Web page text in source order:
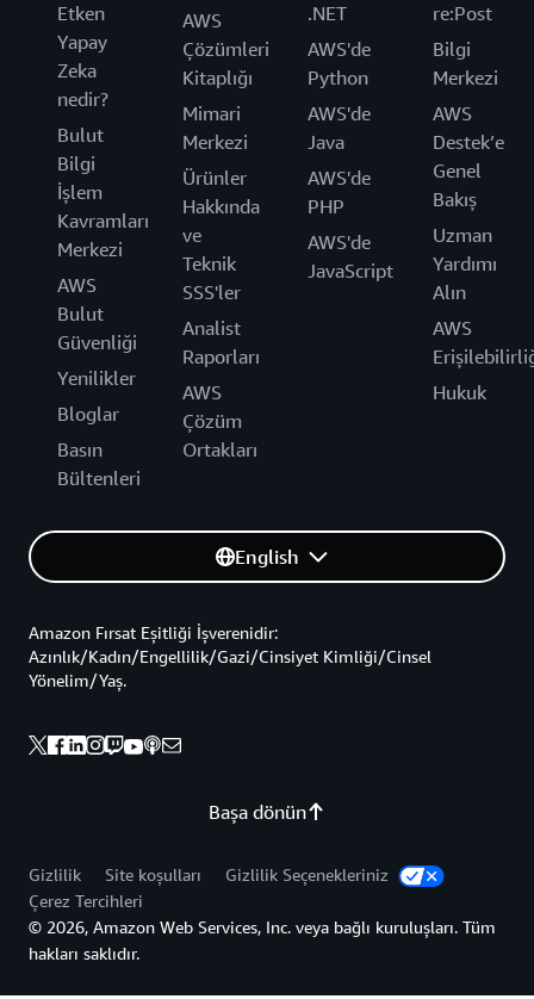
Etken
Yapay
Zeka
nedir?
Bulut
Bilgi
İşlem
Kavramları
Merkezi
AWS
Bulut
Güvenliği
Yenilikler
Bloglar
Basın
Bültenleri
AWS
Çözümleri
Kitaplığı
Mimari
Merkezi
Ürünler
Hakkında
ve
Teknik
SSS'ler
Analist
Raporları
AWS
Çözüm
Ortakları
.NET
AWS'de
Python
AWS'de
Java
AWS'de
PHP
AWS'de
JavaScript
re:Post
Bilgi
Merkezi
AWS
Destek’e
Genel
Bakış
Uzman
Yardımı
Alın
AWS
Hukuk
English
Başa dönün
Amazon Fırsat Eşitliği İşverenidir:
Azınlık/Kadın/Engellilik/Gazi/Cinsiyet Kimliği/Cinsel
Yönelim/Yaş.
Gizlilik Site koşulları
Gizlilik Seçenekleriniz
Çerez Tercihleri
© 2026, Amazon Web Services, Inc. veya bağlı kuruluşları. Tüm
hakları saklıdır.